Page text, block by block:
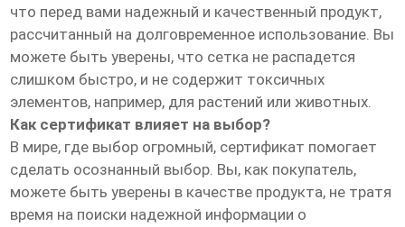
что перед вами надежный и качественный продукт,
рассчитанный на долговременное использование. Вы
можете быть уверены, что сетка не распадется
слишком быстро, и не содержит токсичных
элементов, например, для растений или животных.
Как сертификат влияет на выбор?
В мире, где выбор огромный, сертификат помогает
сделать осознанный выбор. Вы, как покупатель,
можете быть уверены в качестве продукта, не тратя
время на поиски надежной информации о